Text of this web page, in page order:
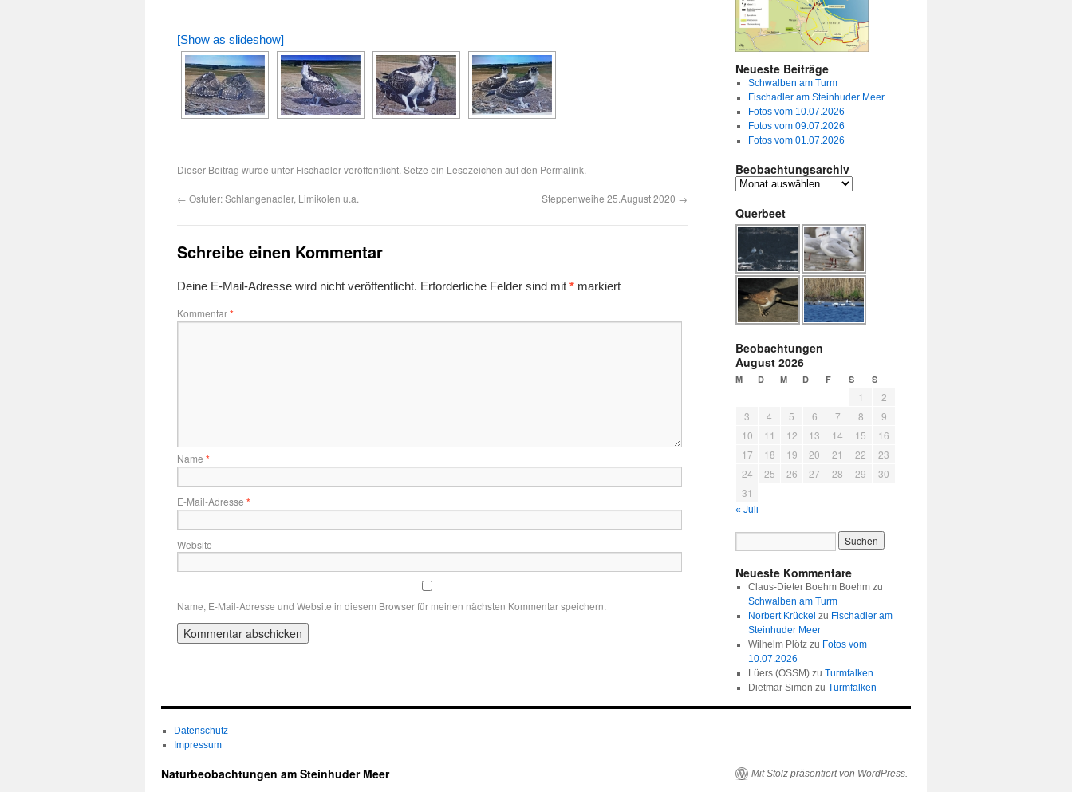
[Show as slideshow]
Dieser Beitrag wurde unter Fischadlerveröffentlicht. Setze ein Lesezeichen auf den Permalink.
← Ostufer: Schlangenadler, Limikolen u.a. Steppenweihe 25.August 2020 →
Schreibe einen Kommentar
Deine E-Mail-Adresse wird nicht veröffentlicht. Erforderliche Felder sind mit * markiert
Kommentar*
Name *
E-Mail-Adresse *
Website
Name, E-Mail-Adresse und Website in diesem Browser für meinen nächsten Kommentar speichern.
Neueste Beiträge
Schwalben am Turm
Fischadler am Steinhuder Meer
Fotos vom 10.07.2026
Fotos vom 09.07.2026
Fotos vom 01.07.2026
Beobachtungsarchiv
Querbeet
Beobachtungen
August 2026
M D M D F S S
1
2
3
4 5 6 7 8
9
10
11 12 13 14 15
16
17
18 19 20 21 22
23
24
25 26 27 28 29
30
31
« Juli
Neueste Kommentare
Claus-Dieter Boehm Boehmzu
Schwalben am Turm
Norbert Krückel zu Fischadler am
Steinhuder Meer
Wilhelm Plötzzu Fotos vom
10.07.2026
Lüers (ÖSSM)zu Turmfalken
Dietmar Simon zu Turmfalken
Datenschutz
Impressum
Naturbeobachtungen am Steinhuder Meer Mit Stolz präsentiert von WordPress.